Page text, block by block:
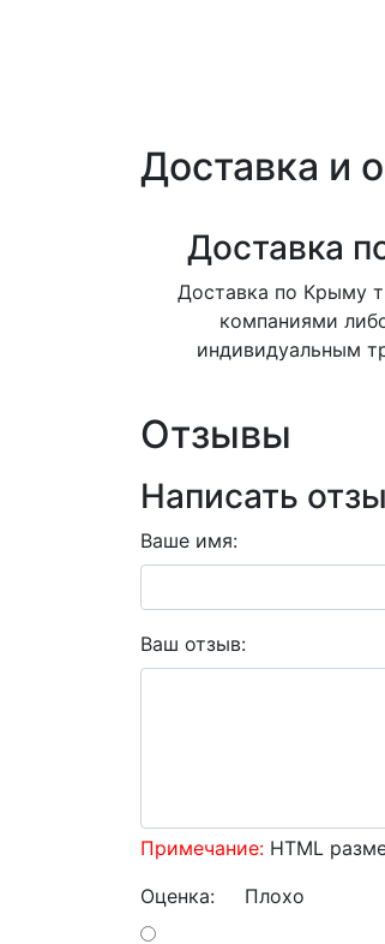
Доставка и
Доставка
Доставка по Крыму
компаниями
индивидуальным
Отзывы
Написать
Ваше имя:
Ваш отзыв:
Примечание: HTML
Оценка: Плохо